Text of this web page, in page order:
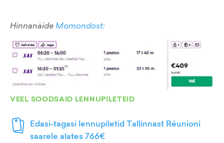
HinnanäideMomondost:
VEEL SOODSAID LENNUPILETEID
Edasi-tagasi lennupiletid Tallinnast Réunioni
saarele alates 766€